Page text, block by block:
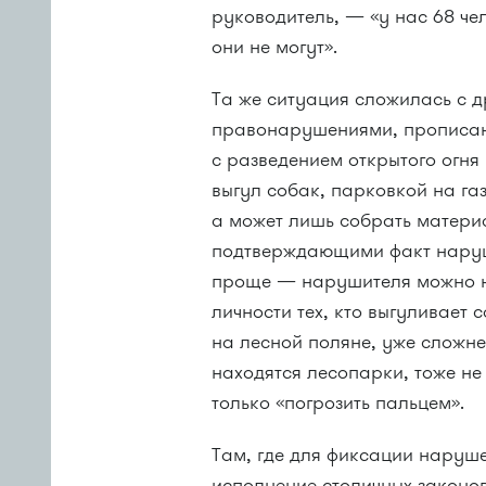
руководитель, — «у нас 68
они не могут».
Та же ситуация сложилась с
правонарушениями,
с разведением открытого
выгул собак, парковкой на
а может лишь собрать
подтверждающими факт
проще — нарушителя можно
личности тех, кто
на лесной поляне, уже
находятся лесопарки, тоже
только «погрозить пальцем».
Там, где для фиксации